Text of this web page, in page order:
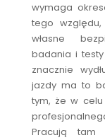
wymaga
tego
własne
badania i
znacznie
jazdy ma to
tym, że w
Pracują tam